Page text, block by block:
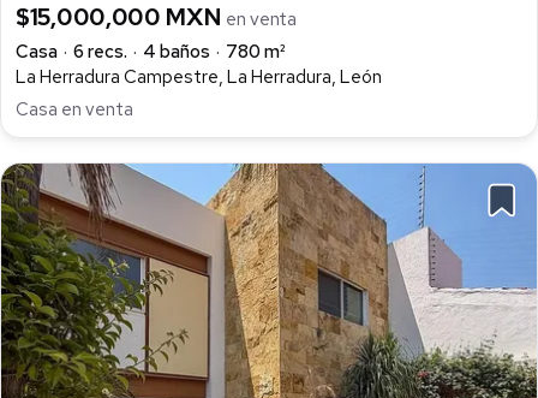
$15,000,000 MXN en venta
Casa
6 recs. 4 baños
780 m²
La Herradura Campestre, La Herradura, León
Casa en venta